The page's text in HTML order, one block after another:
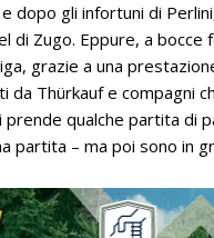
dopo gli infortuni di
Zugo. Eppure, a bocce
grazie a una
Thürkauf e compagni
qualche partita di
partita – ma poi sono in